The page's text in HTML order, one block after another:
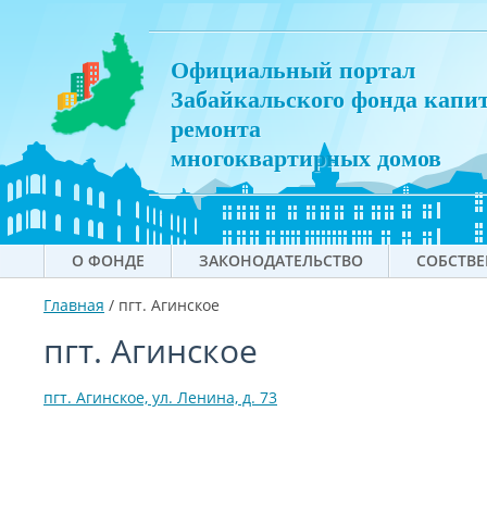
Официальный портал
Забайкальского фонда
ремонта
многоквартирных домов
О ФОНДЕ ЗАКОНОДАТЕЛЬСТВО
Главная / пгт. Агинское
пгт. Агинское
пгт. Агинское, ул. Ленина, д. 73